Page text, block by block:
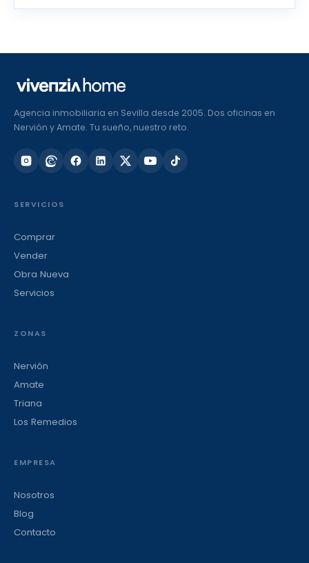
Agencia inmobiliaria en Sevilla desde 2005. Dos oficinas en
Nervión y Amate. Tu sueño, nuestro reto.
SERVICIOS
Comprar
Vender
Obra Nueva
Servicios
ZONAS
Nervión
Amate
Triana
Los Remedios
EMPRESA
Nosotros
Blog
Contacto